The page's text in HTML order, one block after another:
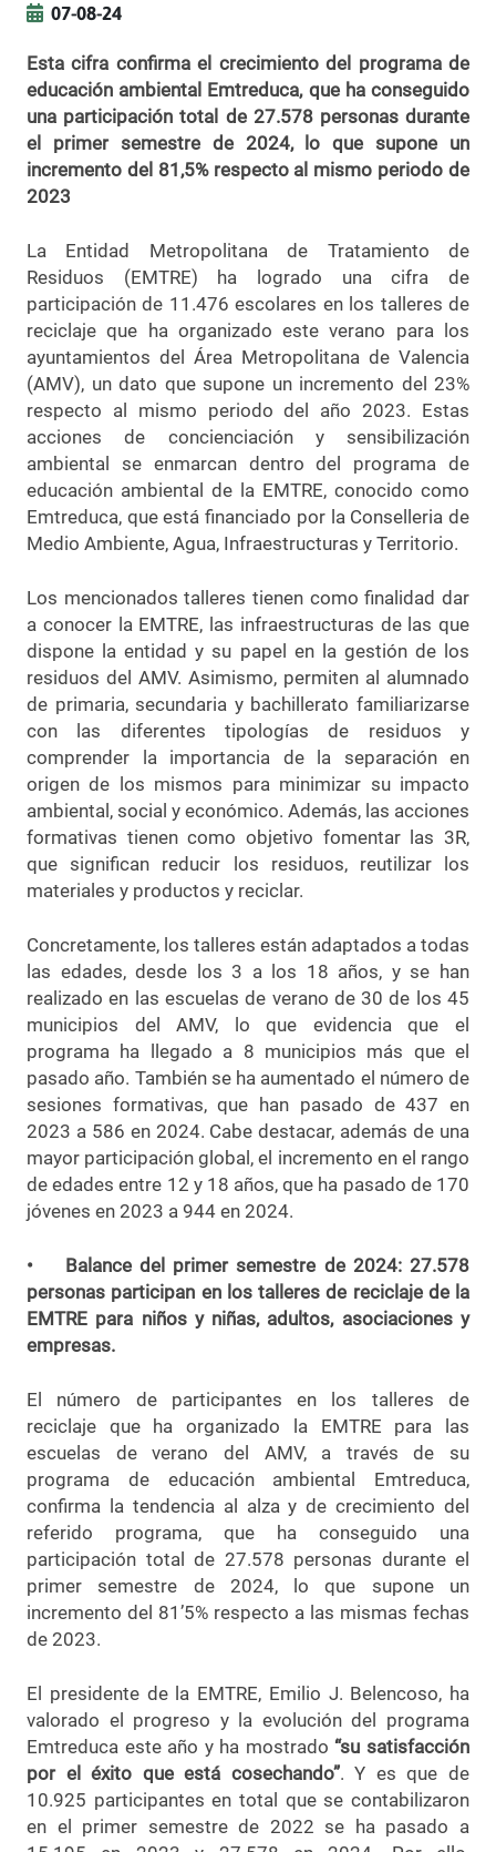
07-08-24
Esta cifra confirma el crecimiento del programa de
educación ambiental Emtreduca, que ha conseguido
una participación total de 27.578 personas durante
el primer semestre de 2024, lo que supone un
incremento del 81,5% respecto al mismo periodo de
2023
La Entidad Metropolitana de Tratamiento de
Residuos (EMTRE) ha logrado una cifra de
participación de 11.476 escolares en los talleres de
reciclaje que ha organizado este verano para los
ayuntamientos del Área Metropolitana de Valencia
(AMV), un dato que supone un incremento del 23%
respecto al mismo periodo del año 2023. Estas
acciones de concienciación y sensibilización
ambiental se enmarcan dentro del programa de
educación ambiental de la EMTRE, conocido como
Emtreduca, que está financiado por la Conselleria de
Medio Ambiente, Agua, Infraestructuras y Territorio.
Los mencionados talleres tienen como finalidad dar
a conocer la EMTRE, las infraestructuras de las que
dispone la entidad y su papel en la gestión de los
residuos del AMV. Asimismo, permiten al alumnado
de primaria, secundaria y bachillerato familiarizarse
con las diferentes tipologías de residuos y
comprender la importancia de la separación en
origen de los mismos para minimizar su impacto
ambiental, social y económico. Además, las acciones
formativas tienen como objetivo fomentar las 3R,
que significan reducir los residuos, reutilizar los
materiales y productos y reciclar.
Concretamente, los talleres están adaptados a todas
las edades, desde los 3 a los 18 años, y se han
realizado en las escuelas de verano de 30 de los 45
municipios del AMV, lo que evidencia que el
programa ha llegado a 8 municipios más que el
pasado año. También se ha aumentado el número de
sesiones formativas, que han pasado de 437 en
2023 a 586 en 2024. Cabe destacar, además de una
mayor participación global, el incremento en el rango
de edades entre 12 y 18 años, que ha pasado de 170
jóvenes en 2023 a 944 en 2024.
• Balance del primer semestre de 2024: 27.578
personas participan en los talleres de reciclaje de la
EMTRE para niños y niñas, adultos, asociaciones y
empresas.
El número de participantes en los talleres de
reciclaje que ha organizado la EMTRE para las
escuelas de verano del AMV, a través de su
programa de educación ambiental Emtreduca,
confirma la tendencia al alza y de crecimiento del
referido programa, que ha conseguido una
participación total de 27.578 personas durante el
primer semestre de 2024, lo que supone un
incremento del 81’5% respecto a las mismas fechas
de 2023.
El presidente de la EMTRE, Emilio J. Belencoso, ha
valorado el progreso y la evolución del programa
Emtreduca este año y ha mostrado“su satisfacción
por el éxito que está cosechando”. Y es que de
10.925 participantes en total que se contabilizaron
en el primer semestre de 2022 se ha pasado a